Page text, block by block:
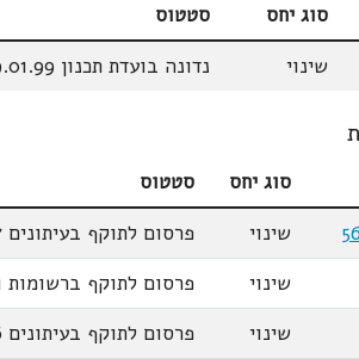
סוג יחס
סטטוס
שינוי נדונה בועדת תכנון 19.01.99
סוג יחס
סטטוס
שינוי
פרסום לתוקף בעיתונים 02.01.07
שינוי
פרסום לתוקף ברשומות 26.01.11
שינוי
פרסום לתוקף בעיתונים 30.08.16